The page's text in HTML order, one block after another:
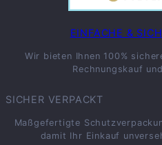
EINFACHE &
Wir bieten Ihnen 100%
Rechnungskauf
SICHER VERPACKT
Maßgefertigte
damit Ihr Einkauf